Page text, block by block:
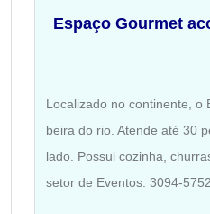
Espaço Gourmet
Localizado no continente, o
beira do rio. Atende até 30
lado. Possui cozinha,
setor de Eventos: 3094-5752